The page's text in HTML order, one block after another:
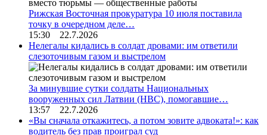
Рижская Восточная прокуратура 10 июля поставила
точку в очередном деле…
15:30 22.7.2026
Нелегалы кидались в солдат дровами: им ответили
слезоточивым газом и выстрелом
За минувшие сутки солдаты Национальных
вооруженных сил Латвии (НВС), помогавшие…
13:57 22.7.2026
«Вы сначала откажитесь, а потом зовите адвоката!»: как
водитель без прав проиграл суд